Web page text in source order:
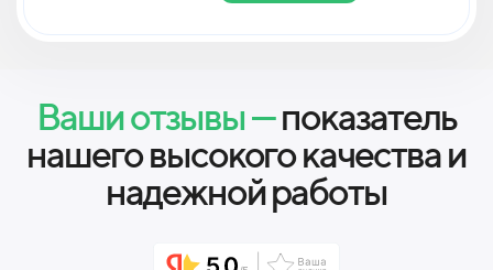
Ваши отзывы —показатель
нашего высокого качества и
надежной работы